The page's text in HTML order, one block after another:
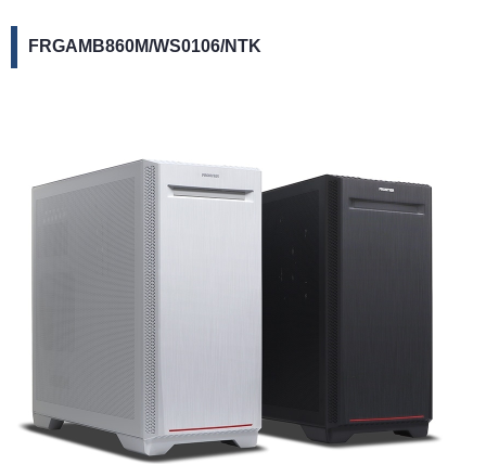
FRGAMB860M/WS0106/NTK